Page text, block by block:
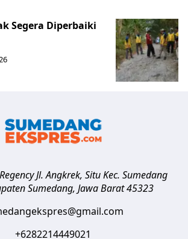
Segera Diperbaiki
Jl. Angkrek, Situ Kec. Sumedang
Sumedang, Jawa Barat 45323
+6282214449021